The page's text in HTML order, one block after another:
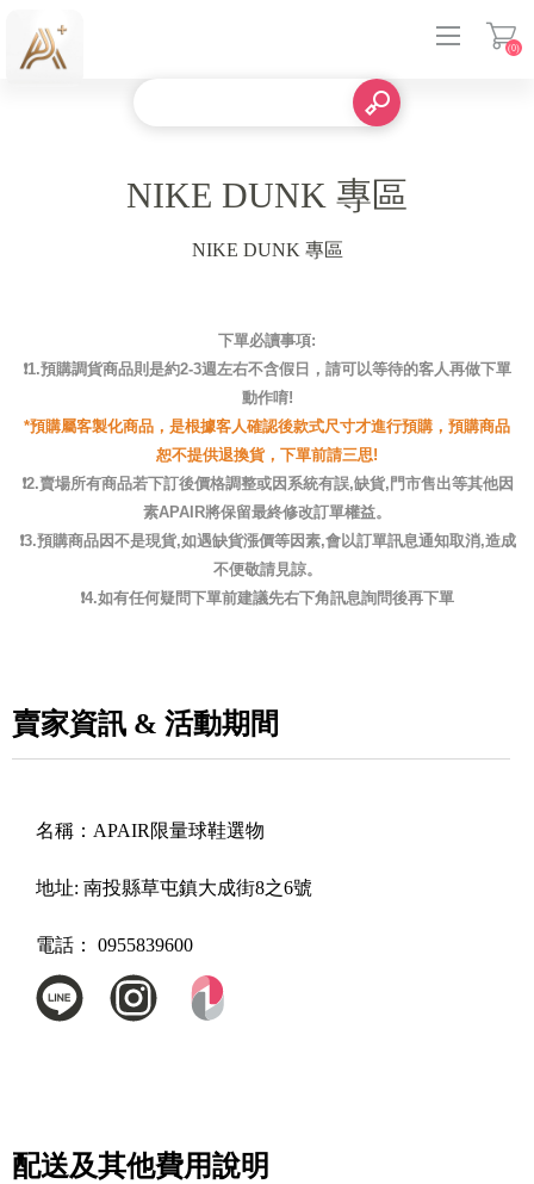
(0)
NIKE DUNK 專區
NIKE DUNK 專區
下單必讀事項:
❗️1.預購調貨商品則是約2-3週左右不含假日，請可以等待的客人再做下單
動作唷!
*預購屬客製化商品，是根據客人確認後款式尺寸才進行預購，預購商品
恕不提供退換貨，下單前請三思!
❗️2.賣場所有商品若下訂後價格調整或因系統有誤,缺貨,門市售出等其他因
素APAIR將保留最終修改訂單權益。
❗️3.預購商品因不是現貨,如遇缺貨漲價等因素,會以訂單訊息通知取消,造成
不便敬請見諒。
❗️4.如有任何疑問下單前建議先右下角訊息詢問後再下單
賣家資訊 & 活動期間
名稱： APAIR限量球鞋選物
地址: 南投縣草屯鎮大成街8之6號
電話： 0955839600
配送及其他費用說明